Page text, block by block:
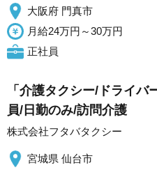
大阪府 門真市
月給24万円～30万円
正社員
「介護タクシー/ドライ
員/日勤のみ/訪問介護
株式会社フタバタクシー
宮城県 仙台市